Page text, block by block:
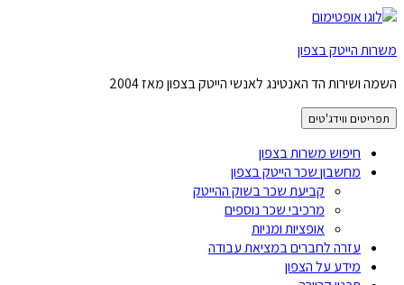
משרות הייטק בצפון
השמה ושירות הד האנטינג לאנשי הייטק בצפון מאז 2004
תפריטים ווידג'טים
חיפוש משרות בצפון
מחשבון שכר הייטק בצפון
קביעת שכר בשוק ההייטק
מרכיבי שכר נוספים
אופציות ומניות
עזרה לחברים במציאת עבודה
מידע על הצפון